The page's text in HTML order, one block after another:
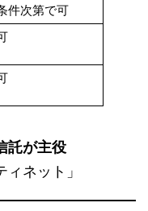
件次第で可
託が主役
ネット」